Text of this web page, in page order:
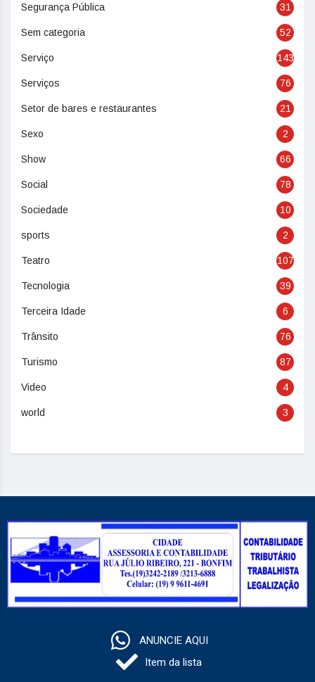
Segurança Pública 31
Sem categoria 52
Serviço 143
Serviços 76
Setor de bares e restaurantes 21
Sexo 2
Show 66
Social 78
Sociedade 10
sports 2
Teatro 107
Tecnologia 39
Terceira Idade 6
Trânsito 76
Turismo 87
Video 4
world 3
ANUNCIE AQUI
Item da lista